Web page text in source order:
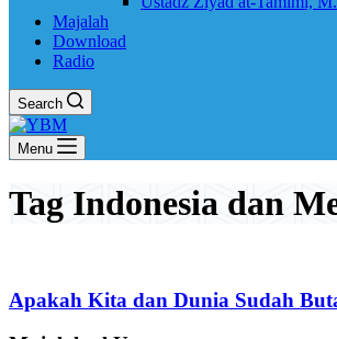
Majalah
Download
Radio
Search
Menu
Tag Indonesia dan
Apakah Kita dan Dunia Sudah